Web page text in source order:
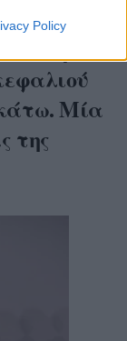
Policy
Μία
της